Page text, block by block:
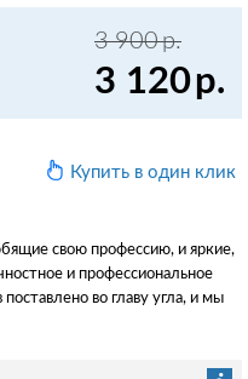
3 900р.
3 120р.
Купить в один клик
свою профессию, и яркие,
и профессиональное
во главу угла, и мы